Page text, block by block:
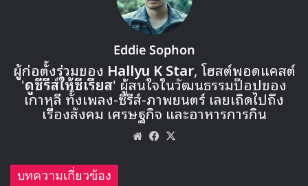
Eddie Sophon
ผู้ก่อตั้งร่วมของ Hallyu K Star, โฮสต์พอดแคสต์
'ดูซีรีส์ให้ซีเรียส' ผู้สนใจในวัฒนธรรมป๊อปของ
เกาหลี ทั้งเพลง-ซีรีส์-ภาพยนตร์ เลยเถิดไปถึง
เรื่องสังคม เศรษฐกิจ และอาหารการกิน
WebsiteFacebook
บทความเกี่ยวข้อง